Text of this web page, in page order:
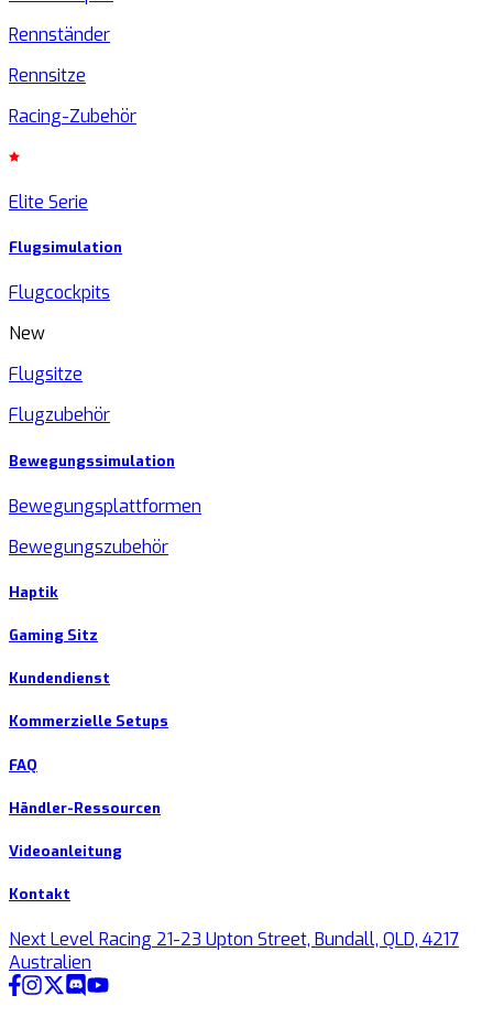
Rennständer
Rennsitze
Racing-Zubehör
Elite Serie
Flugsimulation
Flugcockpits
New
Flugsitze
Flugzubehör
Bewegungssimulation
Bewegungsplattformen
Bewegungszubehör
Haptik
Gaming Sitz
Kundendienst
Kommerzielle Setups
FAQ
Händler-Ressourcen
Videoanleitung
Kontakt
Next Level Racing 21-23 Upton Street, Bundall, QLD, 4217
Australien